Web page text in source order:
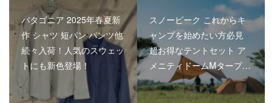
パタゴニア 2025年春夏新
作 シャツ 短パン パンツ他
続々入荷！人気のスウェッ
トにも新色登場！
スノーピーク これからキ
ャンプを始めたい方必見
超お得なテントセット ア
メニティドームMタープ…